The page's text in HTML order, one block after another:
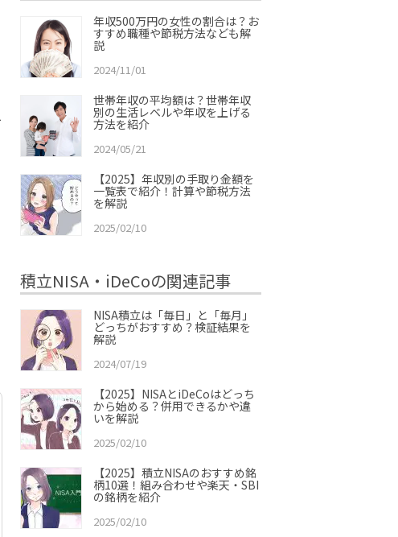
年収500万円の女性の割合は？お
すすめ職種や節税方法なども解
説
2024/11/01
世帯年収の平均額は？世帯年収
別の生活レベルや年収を上げる
方法を紹介
2024/05/21
【2025】年収別の手取り金額を
一覧表で紹介！計算や節税方法
を解説
2025/02/10
積立NISA・iDeCoの関連記事
NISA積立は「毎日」と「毎月」
どっちがおすすめ？検証結果を
解説
2024/07/19
【2025】NISAとiDeCoはどっち
から始める？併用できるかや違
いを解説
2025/02/10
【2025】積立NISAのおすすめ銘
柄10選！組み合わせや楽天・SBI
の銘柄を紹介
2025/02/10